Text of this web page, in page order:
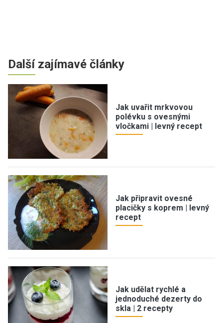
Další zajímavé články
Jak uvařit mrkvovou
polévku s ovesnými
vločkami | levný recept
Jak připravit ovesné
placičky s koprem | levný
recept
Jak udělat rychlé a
jednoduché dezerty do
skla | 2 recepty